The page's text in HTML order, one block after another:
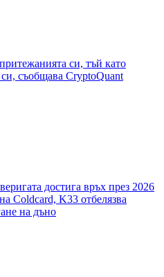
си, тъй като
съобщава CryptoQuant
достига връх през 2026
Coldcard, K33 отбелязва
на дъно